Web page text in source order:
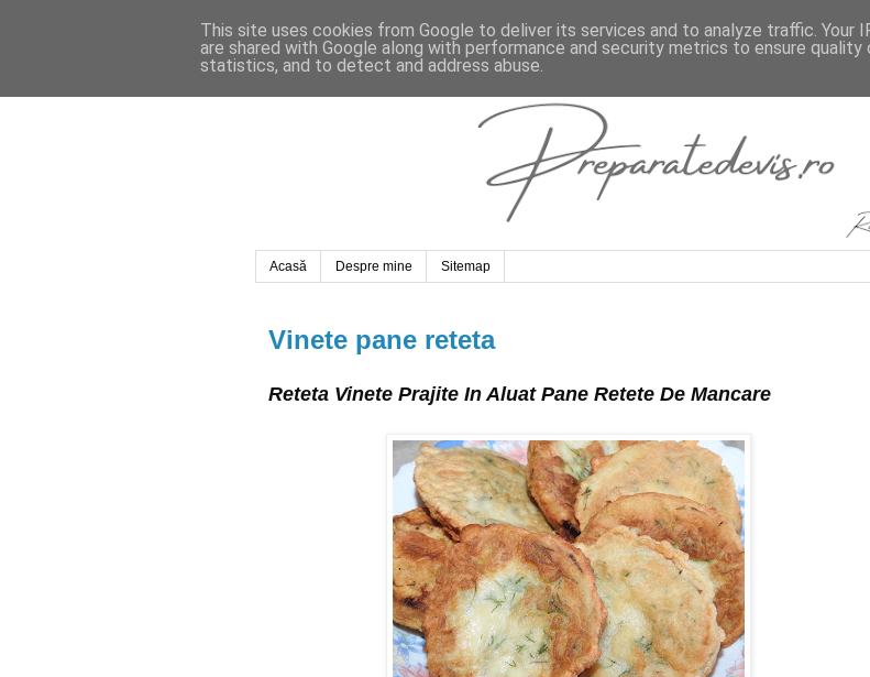
Acasă Despre mine Sitemap
Vinete pane reteta
Reteta Vinete Prajite In Aluat Pane Retete De Mancare
This site uses cookies from Google to deliver its services and to analyze traffic. Your
are shared with Google along with performance and security metrics to ensure quality
statistics, and to detect and address abuse.